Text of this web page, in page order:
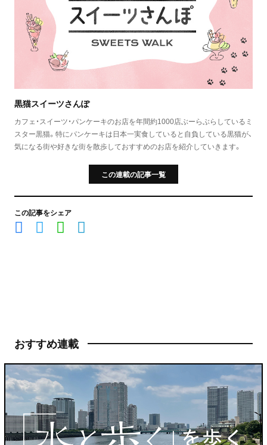
黒猫スイーツさんぽ
カフェ・スイーツ・パンケーキのお店を年間約1000店ぶーらぶらしているミ
スター黒猫。特にパンケーキは日本一実食していると自負している黒猫が、
気になる街や好きな街を散歩しておすすめのお店を紹介していきます。
この連載の記事一覧
この記事をシェア
おすすめ連載